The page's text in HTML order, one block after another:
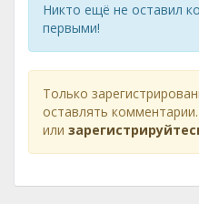
Никто ещё не оставил
первыми!
Только
оставлять
или